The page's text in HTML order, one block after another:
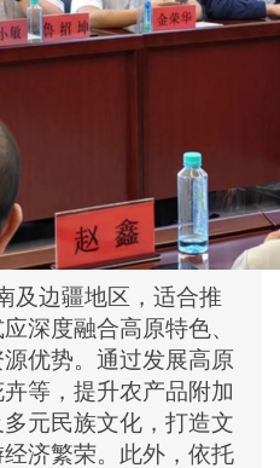
及边疆地区，适合推
深度融合高原特色、
优势。通过发展高原
等，提升农产品附加
元民族文化，打造文
济繁荣。此外，依托